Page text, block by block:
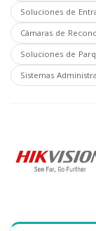
Soluciones de
Cámaras de
Soluciones de
Sistemas